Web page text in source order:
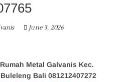
June 3, 2026
Metal Galvanis Kec.
Bali 081212407272